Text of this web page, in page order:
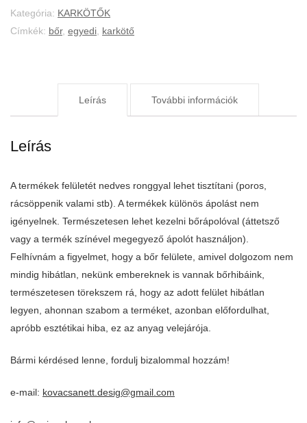
Kategória: KARKÖTŐK
Címkék: bőr, egyedi karkötő
Leírás További információk
Leírás
A termékek felületét nedves ronggyal lehet tisztítani (poros,
rácsöppenik valami stb). A termékek különös ápolást nem
igényelnek. Természetesen lehet kezelni bőrápolóval (áttetsző
vagy a termék színével megegyező ápolót használjon).
Felhívnám a figyelmet, hogy a bőr felülete, amivel dolgozom nem
mindig hibátlan, nekünk embereknek is vannak bőrhibáink,
természetesen törekszem rá, hogy az adott felület hibátlan
legyen, ahonnan szabom a terméket, azonban előfordulhat,
apróbb esztétikai hiba, ez az anyag velejárója.
Bármi kérdésed lenne, fordulj bizalommal hozzám!
e-mail: kovacsanett.desig@gmail.com